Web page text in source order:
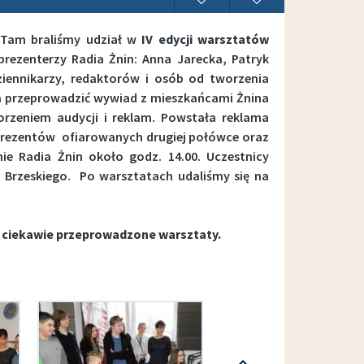
braliśmy udział w IV edycji warsztatów
Radia Żnin: Anna Jarecka, Patryk
redaktorów i osób od tworzenia
wywiad z mieszkańcami Żnina
audycji i reklam. Powstała reklama
ofiarowanych drugiej połówce oraz
Radia Żnin około godz. 14.00. Uczestnicy
Po warsztatach udaliśmy się na
przeprowadzone warsztaty.